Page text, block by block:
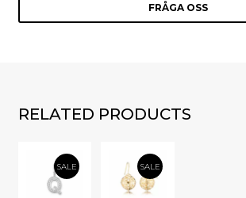
FRÅGA OSS
RELATED PRODUCTS
SALE SALE